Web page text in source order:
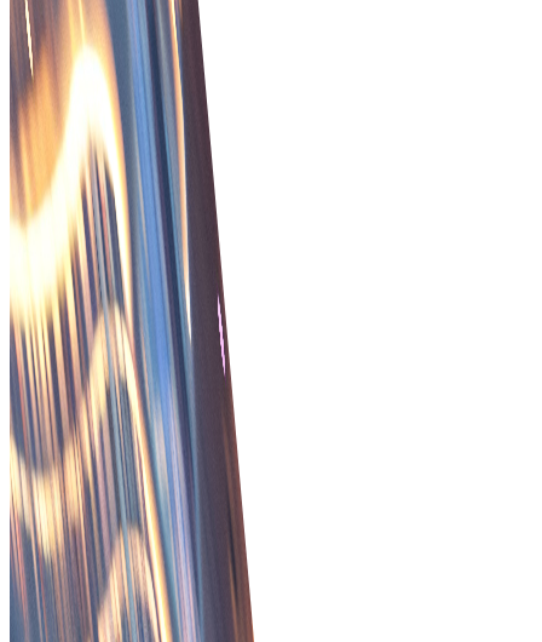
Παρακολούθηση παραγγελιών σε πραγματικό χρόνο
Παρέχετε στους πελάτες σας παρακολούθηση των
παραγγελιών σε πραγματικό χρόνο για ταχύτερη και
ασφαλέστερη παραλαβή και διαχείριση των
παραγγελιών.
Καινοτόμος λύση πληρωμών B2B
Προηγμένο σύστημα πληρωμών B2B για τον
εξορθολογισμό και την ασφάλεια των επιχειρηματικών
σας συναλλαγών.